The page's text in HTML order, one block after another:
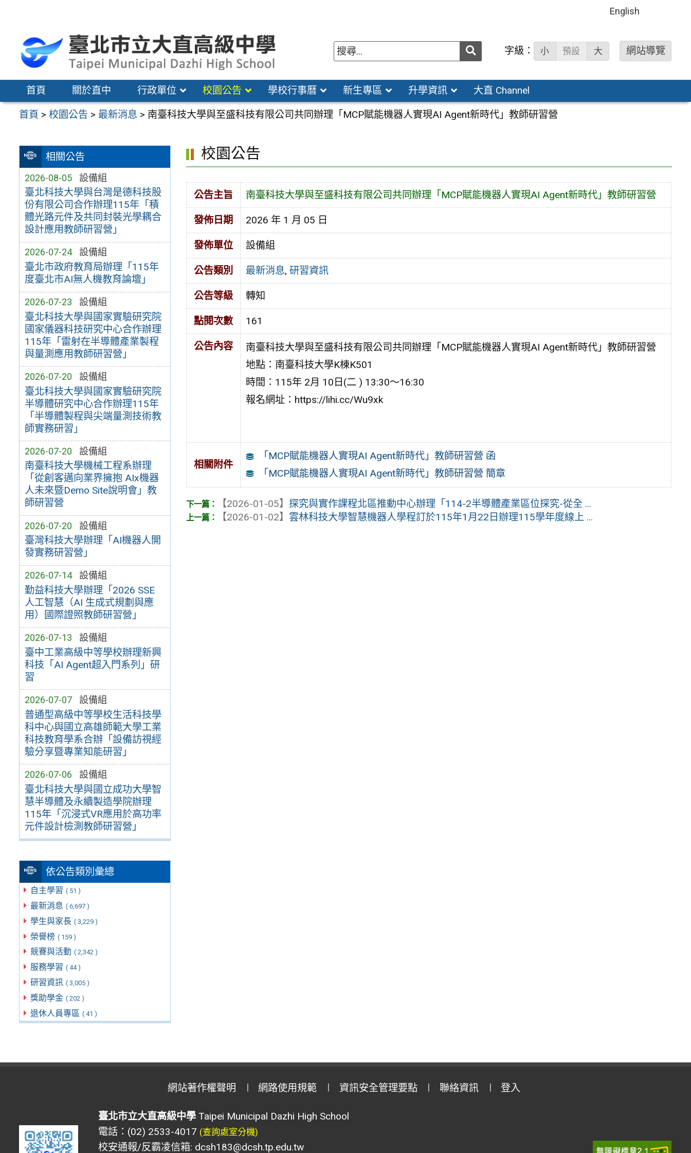
區
English
送出 字級： 小 預設 大 網站導覽
首頁 關於直中 行政單位 校園公告 學校行事曆 新生專區 升學資訊 大直 Channel
首頁 >校園公告 > 最新消息 > 南臺科技大學與至盛科技有限公司共同辦理「MCP賦能機器人實現AI Agent新時代」教師研習營
相關公告
2026-08-05 設備組
臺北科技大學與台灣是德科技股
份有限公司合作辦理115年「積
體光路元件及共同封裝光學耦合
設計應用教師研習營」
2026-07-24 設備組
臺北市政府教育局辦理「115年
度臺北市AI無人機教育論壇」
2026-07-23 設備組
臺北科技大學與國家實驗研究院
國家儀器科技研究中心合作辦理
115年「雷射在半導體產業製程
與量測應用教師研習營」
2026-07-20 設備組
臺北科技大學與國家實驗研究院
半導體研究中心合作辦理115年
「半導體製程與尖端量測技術教
師實務研習」
2026-07-20 設備組
南臺科技大學機械工程系辦理
「從創客邁向業界擁抱 AIx機器
人未來暨Demo Site說明會」教
師研習營
2026-07-20 設備組
臺灣科技大學辦理「AI機器人開
發實務研習營」
2026-07-14 設備組
勤益科技大學辦理「2026 SSE
人工智慧（AI 生成式規劃與應
用）國際證照教師研習營」
2026-07-13 設備組
臺中工業高級中等學校辦理新興
科技「AI Agent超入門系列」研
習
2026-07-07 設備組
普通型高級中等學校生活科技學
科中心與國立高雄師範大學工業
科技教育學系合辦「設備訪視經
驗分享暨專業知能研習」
2026-07-06 設備組
臺北科技大學與國立成功大學智
慧半導體及永續製造學院辦理
115年「沉浸式VR應用於高功率
元件設計檢測教師研習營」
依公告類別彙總
自主學習 ( 51 )
最新消息 ( 6,697 )
學生與家長 ( 3,229 )
榮譽榜 ( 159 )
競賽與活動 ( 2,342 )
服務學習 ( 44 )
研習資訊 ( 3,005 )
獎助學金 ( 202 )
退休人員專區 ( 41 )
校園公告
公告主旨 南臺科技大學與至盛科技有限公司共同辦理「MCP賦能機器人實現AI Agent新時代」教師研習營
發佈日期 2026 年 1 月 05 日
發佈單位 設備組
公告類別 最新消息, 研習資訊
公告等級 轉知
點閱次數 161
公告內容
南臺科技大學與至盛科技有限公司共同辦理「MCP賦能機器人實現AI Agent新時代」教師研習營
地點：南臺科技大學K棟K501
時間：115年 2月 10日(二 ) 13:30～16:30
報名網址：https://lihi.cc/Wu9xk
相關附件
「MCP賦能機器人實現AI Agent新時代」教師研習營 函
「MCP賦能機器人實現AI Agent新時代」教師研習營 簡章
【2026-01-05】 探究與實作課程北區推動中心辦理「114-2半導體產業區位探究-從全 ...
【2026-01-02】 雲林科技大學智慧機器人學程訂於115年1月22日辦理115學年度線上 ...
網站著作權聲明 網路使用規範 資訊安全管理要點 聯絡資訊 登入
臺北市立大直高級中學Taipei Municipal Dazhi High School
電話：(02) 2533-4017 (查詢處室分機)
校安通報/反霸凌信箱: dcsh183@dcsh.tp.edu.tw